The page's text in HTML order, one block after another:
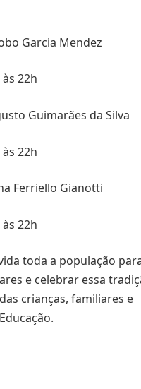
Garcia Mendez
22h
Guimarães da Silva
22h
Ferriello Gianotti
22h
toda a população
e celebrar essa
crianças, familiares e